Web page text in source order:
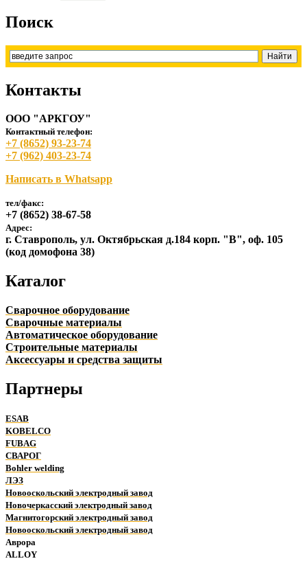
Поиск
Контакты
ООО "АРКГОУ"
Контактный телефон:
+7 (8652) 93-23-74
+7 (962) 403-23-74
Написать в Whatsapp
тел/факс:
+7 (8652) 38-67-58
Адрес:
г. Ставрополь, ул. Октябрьская д.184 корп. "В", оф. 105
(код домофона 38)
Каталог
Сварочное оборудование
Сварочные материалы
Автоматическое оборудование
Строительные материалы
Аксессуары и средства защиты
Партнеры
ESAB
KOBELCO
FUBAG
СВАРОГ
Bohler welding
ЛЭЗ
Новооскольский электродный завод
Новочеркасский электродный завод
Магнитогорский электродный завод
Новооскольский электродный завод
Аврора
ALLOY